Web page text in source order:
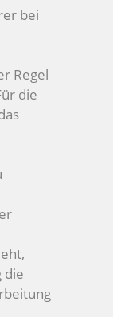
bei
Regel
die
die